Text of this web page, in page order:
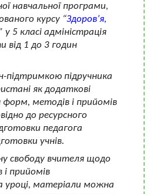
навчальної програми,
курсу “Здоров’я,
у 5 класі адміністрація
від 1 до 3 годин
підтримкою підручника
як додаткові
форм, методів і прийомів
до ресурсного
педагога
учнів.
свободу вчителя щодо
прийомів
уроці, матеріали можна